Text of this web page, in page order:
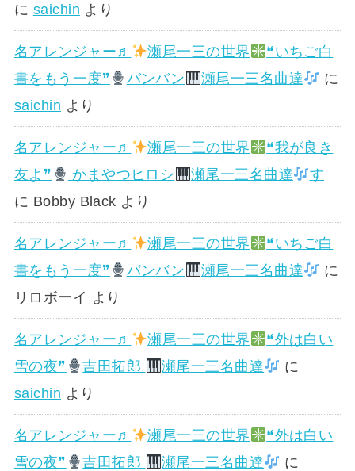
に saichin より
名アレンジャー♬ 瀬尾一三の世界
❝いちご白
書をもう一度❞
バンバン 瀬尾一三名曲達
に
saichin より
名アレンジャー♬ 瀬尾一三の世界
❝我が良き
友よ❞
かまやつヒロシ 瀬尾一三名曲達
す
に Bobby Black より
名アレンジャー♬ 瀬尾一三の世界
❝いちご白
書をもう一度❞
バンバン 瀬尾一三名曲達
に
リロボーイ より
名アレンジャー♬ 瀬尾一三の世界
❝外は白い
雪の夜❞
吉田拓郎 瀬尾一三名曲達
に
saichin より
名アレンジャー♬ 瀬尾一三の世界
❝外は白い
雪の夜❞
吉田拓郎 瀬尾一三名曲達
に